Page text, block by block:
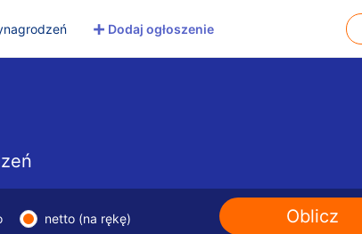
+ Dodaj ogłoszenie
netto (na rękę)